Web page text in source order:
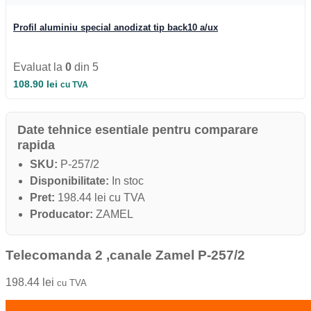
Iluminat Industrial LED
Iluminat Expozitii
Module LED
Profil aluminiu special anodizat tip back10 a/ux
Evaluat la 0 din 5
108.90 lei cu TVA
Date tehnice esentiale pentru comparare
rapida
SKU: P-257/2
Disponibilitate: In stoc
Pret: 198.44 lei cu TVA
Producator: ZAMEL
Telecomanda 2 ,canale Zamel P-257/2
198.44 lei cu TVA